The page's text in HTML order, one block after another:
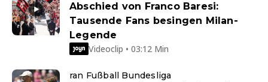
Abschied von Franco Baresi:
Tausende Fans besingen Milan-
Legende
Videoclip • 03:12 Min
ran Fußball Bundesliga